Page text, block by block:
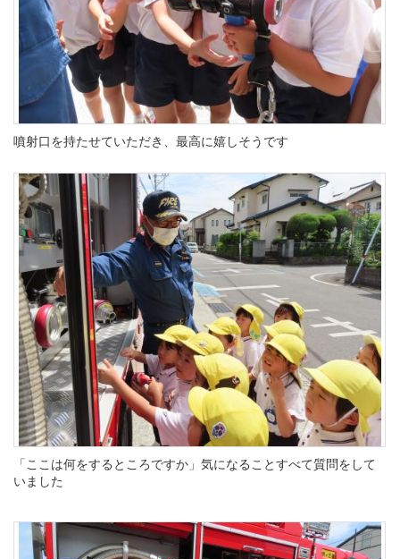
噴射口を持たせていただき、最高に嬉しそうです
「ここは何をするところですか」気になることすべて質問をして
いました